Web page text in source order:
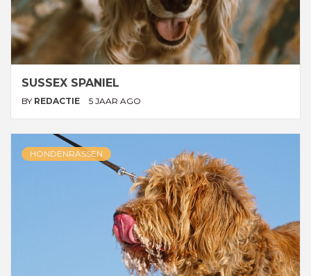
SUSSEX SPANIEL
BY REDACTIE 5 JAAR AGO
HONDENRASSEN